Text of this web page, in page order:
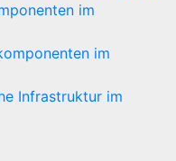
im
im
Infrastruktur im